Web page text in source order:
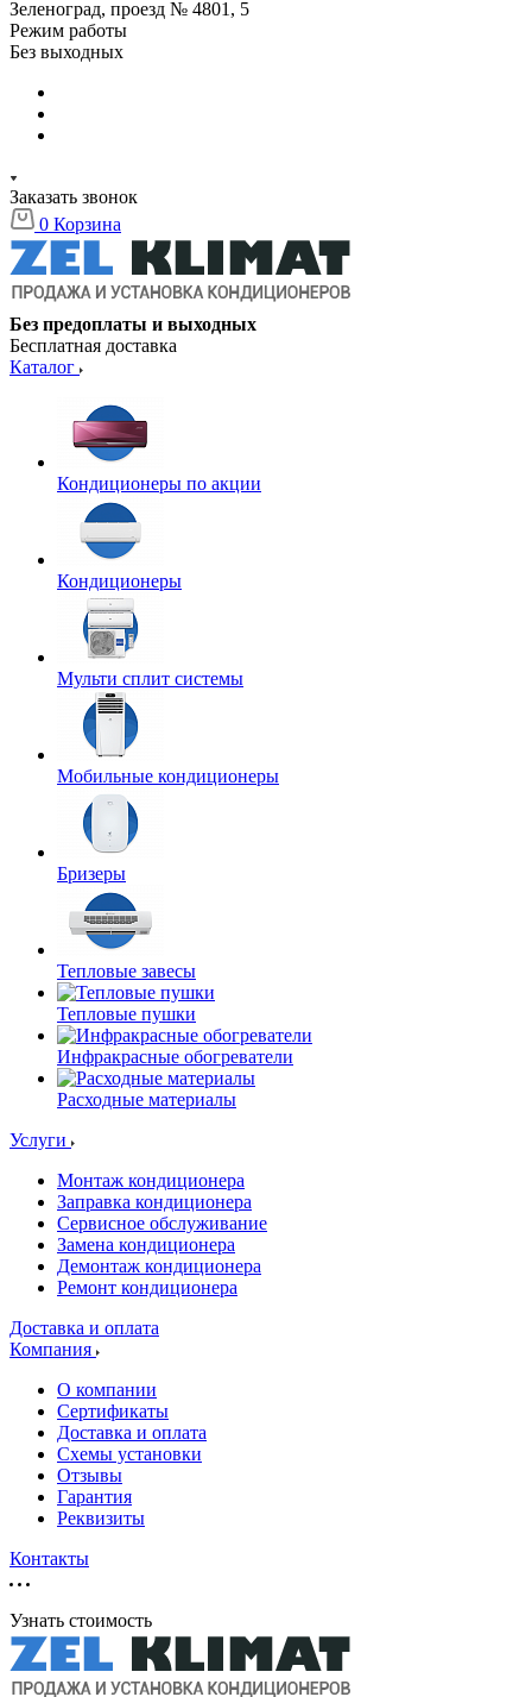
Зеленоград, проезд № 4801, 5
Режим работы
Без выходных
Заказать звонок
0 Корзина
Без предоплаты и выходных
Бесплатная доставка
Каталог
Кондиционеры по акции
Кондиционеры
Мульти сплит системы
Мобильные кондиционеры
Бризеры
Тепловые завесы
Тепловые пушки
Инфракрасные обогреватели
Расходные материалы
Услуги
Монтаж кондиционера
Заправка кондиционера
Сервисное обслуживание
Замена кондиционера
Демонтаж кондиционера
Ремонт кондиционера
Доставка и оплата
Компания
О компании
Сертификаты
Доставка и оплата
Схемы установки
Отзывы
Гарантия
Реквизиты
Контакты
Узнать стоимость